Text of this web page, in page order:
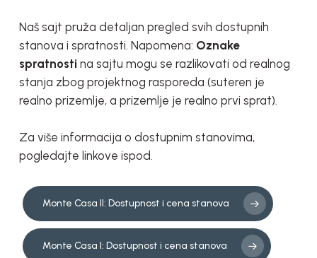
Naš sajt pruža detaljan pregled svih dostupnih
stanova i spratnosti. Napomena: Oznake
spratnosti na sajtu mogu se razlikovati od realnog
stanja zbog projektnog rasporeda (suteren je
realno prizemlje, a prizemlje je realno prvi sprat).
Za više informacija o dostupnim stanovima,
pogledajte linkove ispod.
Monte Casa II: Dostupnost i cena stanova
Monte Casa I: Dostupnost i cena stanova